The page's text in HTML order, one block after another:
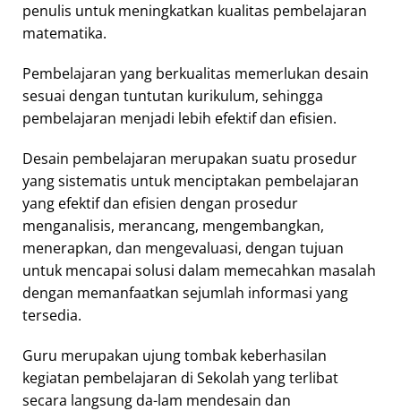
penulis untuk meningkatkan kualitas pembelajaran
matematika.
Pembelajaran yang berkualitas memerlukan desain
sesuai dengan tuntutan kurikulum, sehingga
pembelajaran menjadi lebih efektif dan efisien.
Desain pembelajaran merupakan suatu prosedur
yang sistematis untuk menciptakan pembelajaran
yang efektif dan efisien dengan prosedur
menganalisis, merancang, mengembangkan,
menerapkan, dan mengevaluasi, dengan tujuan
untuk mencapai solusi dalam memecahkan masalah
dengan memanfaatkan sejumlah informasi yang
tersedia.
Guru merupakan ujung tombak keberhasilan
kegiatan pembelajaran di Sekolah yang terlibat
secara langsung da-lam mendesain dan